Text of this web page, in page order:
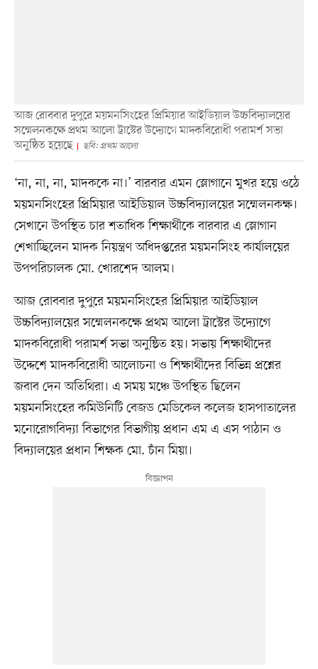
আজ রোববার দুপুরে ময়মনসিংহের প্রিমিয়ার আইডিয়াল উচ্চবিদ্যালয়ের
সম্মেলনকক্ষে প্রথম আলো ট্রাস্টের উদ্যোগে মাদকবিরোধী পরামর্শ সভা
অনুষ্ঠিত হয়েছে
ছবি: প্রথম আলো
‘না, না, না, মাদককে না।’ বারবার এমন স্লোগানে মুখর হয়ে ওঠে
ময়মনসিংহের প্রিমিয়ার আইডিয়াল উচ্চবিদ্যালয়ের সম্মেলনকক্ষ।
সেখানে উপস্থিত চার শতাধিক শিক্ষার্থীকে বারবার এ স্লোগান
শেখাচ্ছিলেন মাদক নিয়ন্ত্রণ অধিদপ্তরের ময়মনসিংহ কার্যালয়ের
উপপরিচালক মো. খোরশেদ আলম।
আজ রোববার দুপুরে ময়মনসিংহের প্রিমিয়ার আইডিয়াল
উচ্চবিদ্যালয়ের সম্মেলনকক্ষে প্রথম আলো ট্রাস্টের উদ্যোগে
মাদকবিরোধী পরামর্শ সভা অনুষ্ঠিত হয়। সভায় শিক্ষার্থীদের
উদ্দেশে মাদকবিরোধী আলোচনা ও শিক্ষার্থীদের বিভিন্ন প্রশ্নের
জবাব দেন অতিথিরা। এ সময় মঞ্চে উপস্থিত ছিলেন
ময়মনসিংহের কমিউনিটি বেজড মেডিকেল কলেজ হাসপাতালের
মনোরোগবিদ্যা বিভাগের বিভাগীয় প্রধান এম এ এস পাঠান ও
বিদ্যালয়ের প্রধান শিক্ষক মো. চাঁন মিয়া।